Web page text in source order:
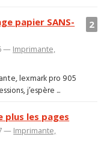
2
papier SANS-
— Imprimante,
lexmark pro 905
j’espère ...
les pages
— Imprimante,